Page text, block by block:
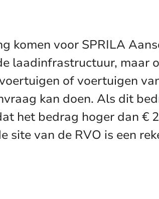
komen voor SPRILA
laadinfrastructuur,
of voertuigen
kan doen. Als dit
het bedrag hoger dan €
site van de RVO is een